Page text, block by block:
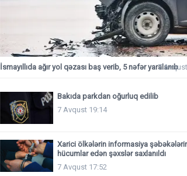
İsmayıllıda ağır yol qəzası baş verib, 5 nəfər yaralanıb
7
Bakıda parkdan oğurluq edilib
7 Avqust 19:14
Xarici ölkələrin informasiya
hücumlar edən şəxslər saxlanıldı
7 Avqust 17:52